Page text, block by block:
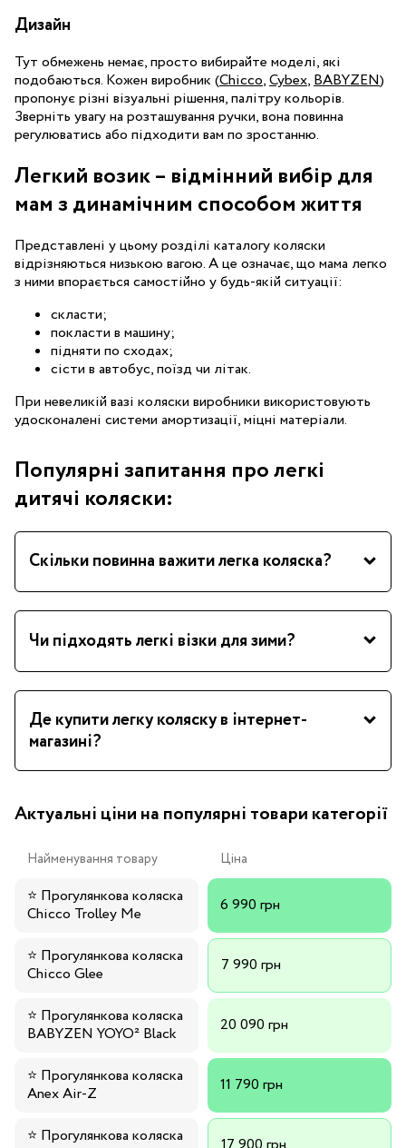
Дизайн
Тут обмежень немає, просто вибирайте моделі, які
подобаються. Кожен виробник (Chicco,Cybex,BABYZEN)
пропонує різні візуальні рішення, палітру кольорів.
Зверніть увагу на розташування ручки, вона повинна
регулюватись або підходити вам по зростанню.
Легкий возик – відмінний вибір для
мам з динамічним способом життя
Представлені у цьому розділі каталогу коляски
відрізняються низькою вагою. А це означає, що мама легко
з ними впорається самостійно у будь-якій ситуації:
скласти;
покласти в машину;
підняти по сходах;
сісти в автобус, поїзд чи літак.
При невеликій вазі коляски виробники використовують
удосконалені системи амортизації, міцні матеріали.
Популярні запитання про легкі
дитячі коляски:
Скільки повинна важити легка коляска?
Чи підходять легкі візки для зими?
Де купити легку коляску в інтернет-
магазині?
Актуальні ціни на популярні товари категорії
Найменування товару Ціна
⭐ Прогулянкова коляска
Chicco Trolley Me
6 990 грн
⭐ Прогулянкова коляска
Chicco Glee
7 990 грн
⭐ Прогулянкова коляска
BABYZEN YOYO² Black
20 090 грн
⭐ Прогулянкова коляска
Anex Air-Z
11 790 грн
⭐ Прогулянкова коляска